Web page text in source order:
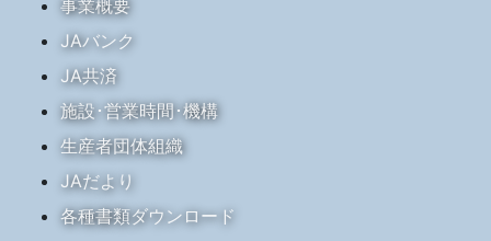
事業概要
JAバンク
JA共済
施設･営業時間･機構
生産者団体組織
JAだより
各種書類ダウンロード